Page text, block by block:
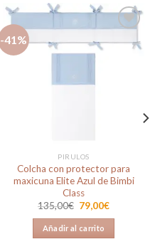
-41%
PIRULOS
Colcha con protector para
maxicuna Elite Azul de Bimbi
Class
135,00€ El
precio
original
era:
135,00€.
79,00€El
79,00€.
Añadir al carrito